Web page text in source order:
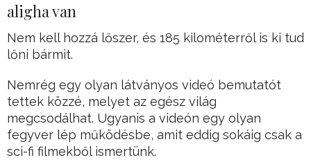
aligha van
Nem kell hozzá lőszer, és 185 kilométerről is ki tud
lőni bármit.
Nemrég egy olyan látványos videó bemutatót
tettek közzé, melyet az egész világ
megcsodálhat. Ugyanis a videón egy olyan
fegyver lép működésbe, amit eddig sokáig csak a
sci-fi filmekből ismertünk.